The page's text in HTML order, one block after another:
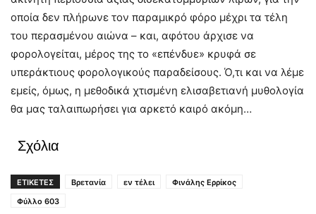
οποία δεν πλήρωνε τον παραμικρό φόρο μέχρι τα τέλη
του περασμένου αιώνα – και, αφότου άρχισε να
φορολογείται, μέρος της το «επένδυε» κρυφά σε
υπεράκτιους φορολογικούς παραδείσους. Ό,τι και να λέμε
εμείς, όμως, η μεθοδικά χτισμένη ελισαβετιανή μυθολογία
θα μας ταλαιπωρήσει για αρκετό καιρό ακόμη…
Σχόλια
ΕΤΙΚΕΤΕΣ Βρετανία εν τέλει
Φινάλης Ερρίκος
Φύλλο 603